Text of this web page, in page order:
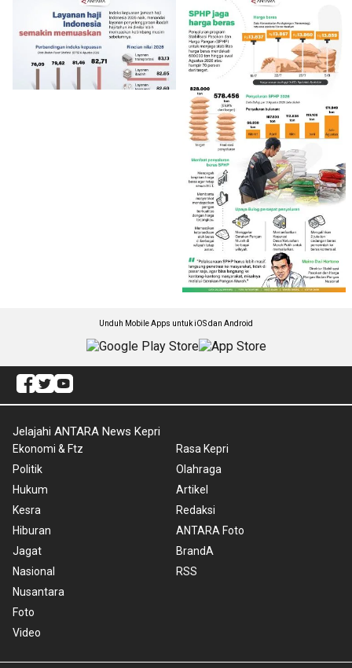
Unduh Mobile Apps untuk iOS dan Android
Jelajahi ANTARA News Kepri
Ekonomi & Ftz
Politik
Hukum
Kesra
Hiburan
Jagat
Nasional
Nusantara
Foto
Video
Rasa Kepri
Olahraga
Artikel
Redaksi
ANTARA Foto
BrandA
RSS